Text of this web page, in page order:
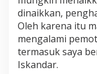
dinaikkan,
Oleh karena itu
mengalami
termasuk saya
Iskandar.